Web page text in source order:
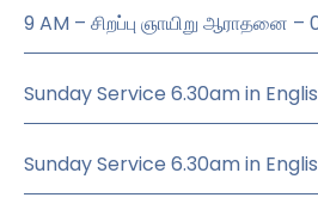
9 AM – சிறப்பு ஞாயிறு ஆராதனை
Sunday Service 6.30am in
Sunday Service 6.30am in